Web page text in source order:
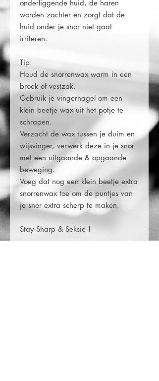
onderliggende huid, de haren
worden zachter en zorgt dat de
huid onder je snor niet gaat
irriteren.
Tip:
Houd de snorrenwax warm in een
broek of vestzak.
Gebruik je vingernagel om een
klein beetje wax uit het potje te
schrapen.
Verzacht de wax tussen je duim en
wijsvinger, verwerk deze in je snor
met een uitgaande & opgaande
beweging.
Voeg dat nog een klein beetje extra
snorrenwax toe om de puntjes van
je snor extra scherp te maken.
Stay Sharp & Seksie !